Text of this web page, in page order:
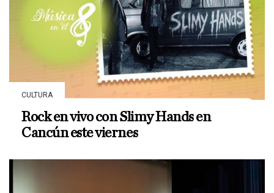
CULTURA
Rock en vivo con Slimy Hands en
Cancún este viernes